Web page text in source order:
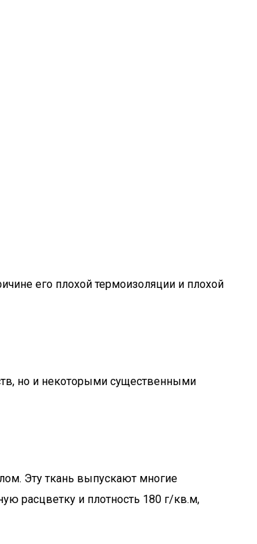
его плохой термоизоляции и плохой
но и некоторыми существенными
Эту ткань выпускают многие
расцветку и плотность 180 г/кв.м,